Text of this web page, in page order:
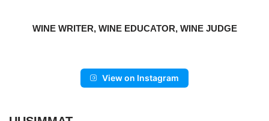
WINE WRITER, WINE EDUCATOR, WINE JUDGE
View on Instagram